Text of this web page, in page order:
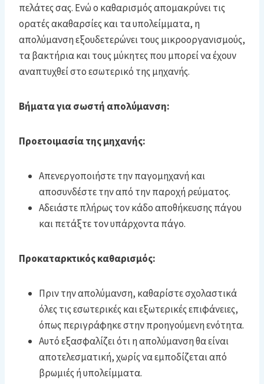
πελάτες σας. Ενώ ο καθαρισμός απομακρύνει τις
ορατές ακαθαρσίες και τα υπολείμματα, η
απολύμανση εξουδετερώνει τους μικροοργανισμούς,
τα βακτήρια και τους μύκητες που μπορεί να έχουν
αναπτυχθεί στο εσωτερικό της μηχανής.
Βήματα για σωστή απολύμανση:
Προετοιμασία της μηχανής:
Απενεργοποιήστε την παγομηχανή και
αποσυνδέστε την από την παροχή ρεύματος.
Αδειάστε πλήρως τον κάδο αποθήκευσης πάγου
και πετάξτε τον υπάρχοντα πάγο.
Προκαταρκτικός καθαρισμός:
Πριν την απολύμανση, καθαρίστε σχολαστικά
όλες τις εσωτερικές και εξωτερικές επιφάνειες,
όπως περιγράφηκε στην προηγούμενη ενότητα.
Αυτό εξασφαλίζει ότι η απολύμανση θα είναι
αποτελεσματική, χωρίς να εμποδίζεται από
βρωμιές ή υπολείμματα.